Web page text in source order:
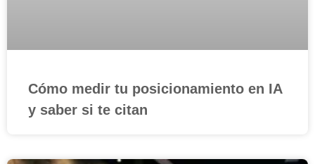
Cómo medir tu posicionamiento en IA
y saber si te citan